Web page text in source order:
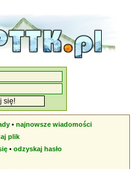
•najnowsze wiadomości
plik
•odzyskaj hasło